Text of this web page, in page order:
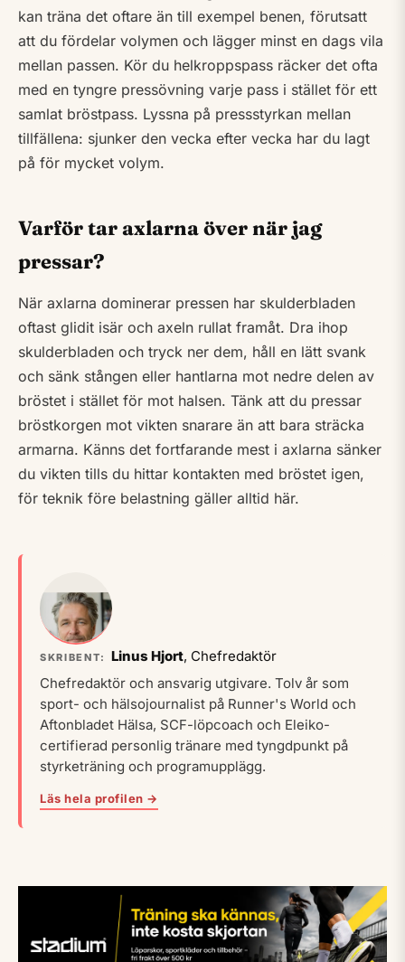
kan träna det oftare än till exempel benen, förutsatt
att du fördelar volymen och lägger minst en dags vila
mellan passen. Kör du helkroppspass räcker det ofta
med en tyngre pressövning varje pass i stället för ett
samlat bröstpass. Lyssna på pressstyrkan mellan
tillfällena: sjunker den vecka efter vecka har du lagt
på för mycket volym.
Varför tar axlarna över när jag
pressar?
När axlarna dominerar pressen har skulderbladen
oftast glidit isär och axeln rullat framåt. Dra ihop
skulderbladen och tryck ner dem, håll en lätt svank
och sänk stången eller hantlarna mot nedre delen av
bröstet i stället för mot halsen. Tänk att du pressar
bröstkorgen mot vikten snarare än att bara sträcka
armarna. Känns det fortfarande mest i axlarna sänker
du vikten tills du hittar kontakten med bröstet igen,
för teknik före belastning gäller alltid här.
SKRIBENT: Linus Hjort, Chefredaktör
Chefredaktör och ansvarig utgivare. Tolv år som
sport- och hälsojournalist på Runner's World och
Aftonbladet Hälsa, SCF-löpcoach och Eleiko-
certifierad personlig tränare med tyngdpunkt på
styrketräning och programupplägg.
Läs hela profilen →